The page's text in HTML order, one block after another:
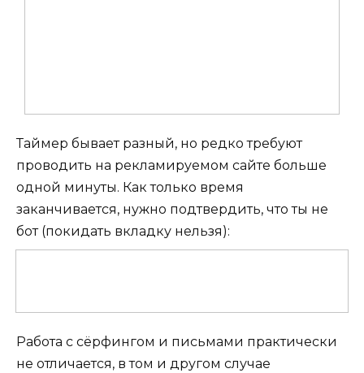
Таймер бывает разный, но редко требуют
проводить на рекламируемом сайте больше
одной минуты. Как только время
заканчивается, нужно подтвердить, что ты не
бот (покидать вкладку нельзя):
Работа с сёрфингом и письмами практически
не отличается, в том и другом случае